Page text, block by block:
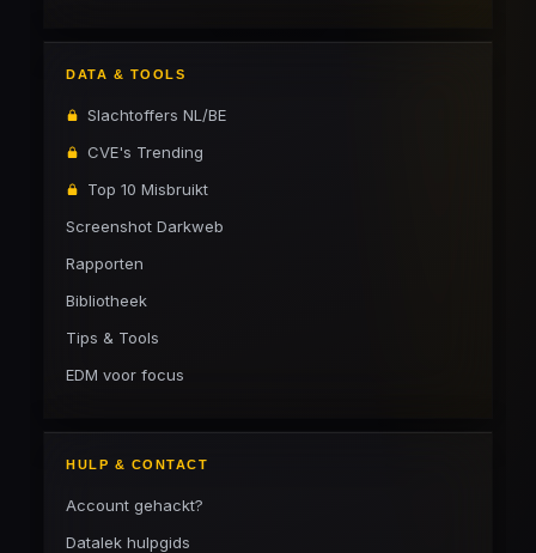
DATA & TOOLS
Slachtoffers NL/BE
CVE's Trending
Top 10 Misbruikt
Screenshot Darkweb
Rapporten
Bibliotheek
Tips & Tools
EDM voor focus
HULP & CONTACT
Account gehackt?
Datalek hulpgids